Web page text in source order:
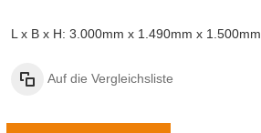
L x B x H: 3.000mm x 1.490mm x 1.500mm
Auf die Vergleichsliste